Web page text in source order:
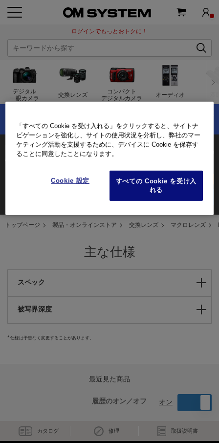
ログインでもっとおトクに！
デジタル
一眼カメラ
交換レンズ
コンパクト
デジタルカメラ
オーディオ
×
夏のキャッシュバックキャンペーン実施中！
M.ZUIKO DIGITAL ED 30mm F3.5 Macro
/60mm相当（35mm判換算）
オンラインストア限定 3年保証付き
トップページ 製品・オンラインストア 交換レンズ マクロレンズ
主な仕様
スペック
被写界深度
仕様は予告なく変更することがあります。
最近見た商品
履歴のオン／オフ オン
カタログ 修理 取扱説明書
「すべての Cookie を受け入れる」をクリックすると、サイトナ
ビゲーションを強化し、サイトの使用状況を分析し、弊社のマー
ケティング活動を支援するために、デバイスに Cookie を保存す
ることに同意したことになります。
Cookie 設定
すべての Cookie を受け入
れる